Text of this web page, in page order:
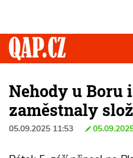
Nehody u Boru
zaměstnaly
05.09.2025 11:53